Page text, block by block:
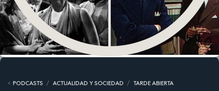
PODCASTS ACTUALIDAD Y SOCIEDAD TARDE ABIERTA